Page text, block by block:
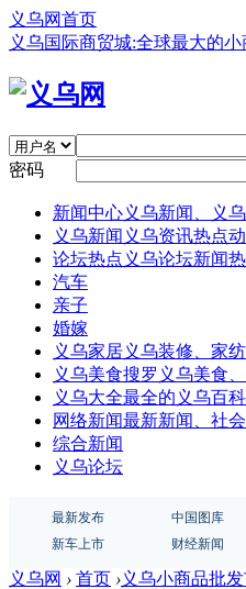
义乌网首页
义乌国际商贸城:全球最大的
密码
新闻中心义乌新闻、义
义乌新闻 义乌资讯热点
论坛热点 义乌论坛新闻
汽车
亲子
婚嫁
义乌家居义乌装修、家
义乌美食搜罗义乌美食
义乌大全最全的义乌百科
网络新闻最新新闻、社
综合新闻
义乌论坛
最新发布 中国图库
新车上市
财经新闻
义乌网 › 首页 ›义乌小商品批